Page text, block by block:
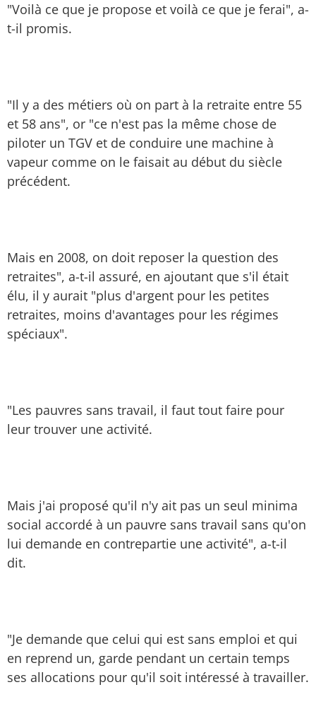
"Voilà ce que je propose et voilà ce que je ferai", a-
t-il promis.
"Il y a des métiers où on part à la retraite entre 55
et 58 ans", or "ce n'est pas la même chose de
piloter un TGV et de conduire une machine à
vapeur comme on le faisait au début du siècle
précédent.
Mais en 2008, on doit reposer la question des
retraites", a-t-il assuré, en ajoutant que s'il était
élu, il y aurait "plus d'argent pour les petites
retraites, moins d'avantages pour les régimes
spéciaux".
"Les pauvres sans travail, il faut tout faire pour
leur trouver une activité.
Mais j'ai proposé qu'il n'y ait pas un seul minima
social accordé à un pauvre sans travail sans qu'on
lui demande en contrepartie une activité", a-t-il
dit.
"Je demande que celui qui est sans emploi et qui
en reprend un, garde pendant un certain temps
ses allocations pour qu'il soit intéressé à travailler.